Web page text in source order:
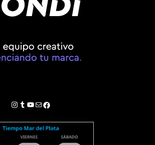
Instagram
Tumblr
YouTube
Correo electrónico
Facebook